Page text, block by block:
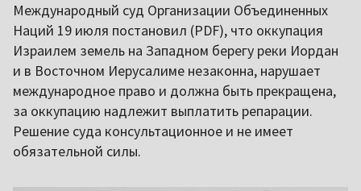
Международный суд Организации Объединенных
Наций 19 июля постановил (PDF), что оккупация
Израилем земель на Западном берегу реки Иордан
и в Восточном Иерусалиме незаконна, нарушает
международное право и должна быть прекращена,
за оккупацию надлежит выплатить репарации.
Решение суда консультационное и не имеет
обязательной силы.